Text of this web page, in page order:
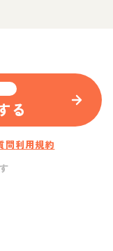
る
問利用規約